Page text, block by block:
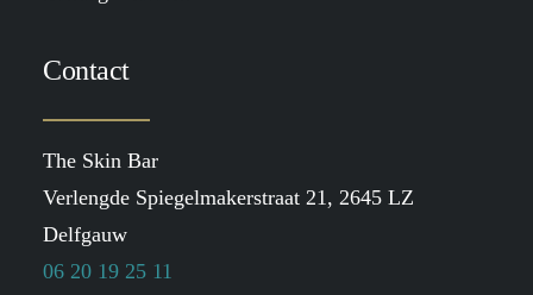
Contact
The Skin Bar
Verlengde Spiegelmakerstraat 21, 2645 LZ
Delfgauw
06 20 19 25 11